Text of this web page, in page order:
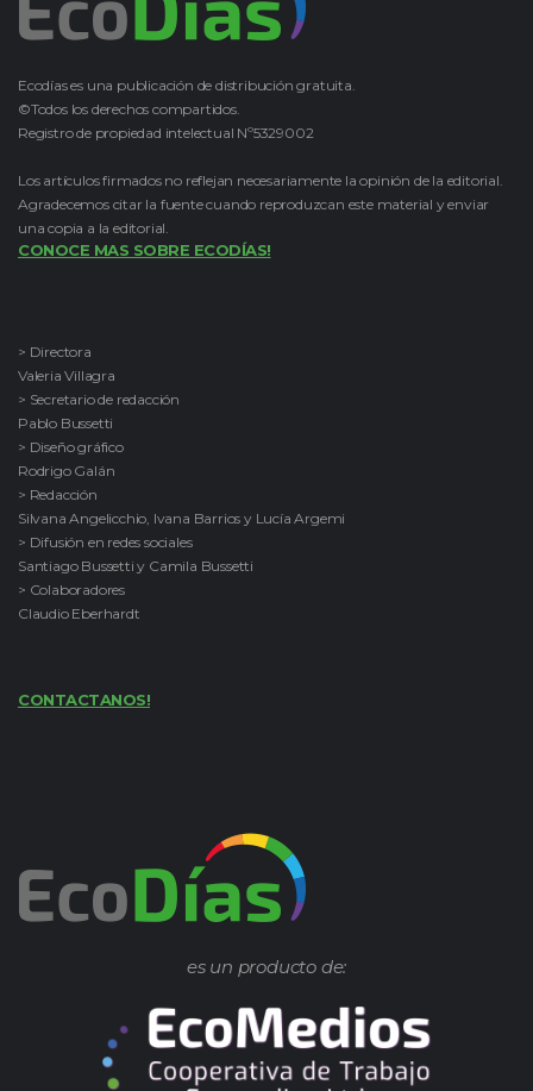
Ecodías es una publicación de distribución gratuita.
©Todos los derechos compartidos.
Registro de propiedad intelectual Nº5329002
Los artículos firmados no reflejan necesariamente la opinión de la editorial.
Agradecemos citar la fuente cuando reproduzcan este material y enviar
una copia a la editorial.
CONOCE MAS SOBRE ECODÍAS!
> Directora
Valeria Villagra
> Secretario de redacción
Pablo Bussetti
> Diseño gráfico
Rodrigo Galán
> Redacción
Silvana Angelicchio, Ivana Barrios y Lucía Argemi
> Difusión en redes sociales
Santiago Bussetti y Camila Bussetti
> Colaboradores
Claudio Eberhardt
CONTACTANOS!
es un producto de: